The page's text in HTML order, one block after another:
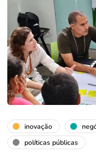
inovação
políticas públicas